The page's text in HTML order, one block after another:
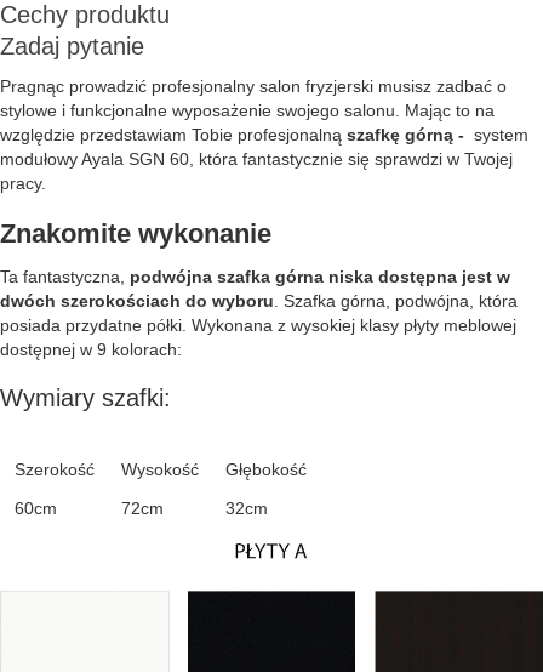
Cechy produktu
Zadaj pytanie
Pragnąc prowadzić profesjonalny salon fryzjerski musisz zadbać o
stylowe i funkcjonalne wyposażenie swojego salonu. Mając to na
względzie przedstawiam Tobie profesjonalną szafkę górną - system
modułowy Ayala SGN 60, która fantastycznie się sprawdzi w Twojej
pracy.
Znakomite wykonanie
Ta fantastyczna, podwójna szafka górna niska dostępna jest w
dwóch szerokościach do wyboru . Szafka górna, podwójna, która
posiada przydatne półki. Wykonana z wysokiej klasy płyty meblowej
dostępnej w 9 kolorach:
Wymiary szafki:
Szerokość Wysokość
Głębokość
60cm
72cm 32cm